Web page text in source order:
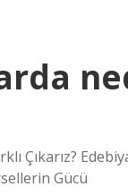
Çıkarız?
Gücü